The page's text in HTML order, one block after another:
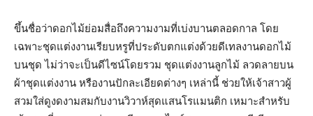
ขึ้นชื่อว่าดอกไม้ย่อมสื่อถึงความงามที่เบ่งบานตลอดกาล โดย
เฉพาะชุดแต่งงานเรียบหรูที่ประดับตกแต่งด้วยดีเทลงานดอกไม้
บนชุด ไม่ว่าจะเป็นดีไซน์โดยรวม ชุดแต่งงานลูกไม้ ลวดลายบน
ผ้าชุดแต่งงาน หรืองานปักละเอียดต่างๆ เหล่านี้ ช่วยให้เจ้าสาวผู้
สวมใส่ดูงดงามสมกับงานวิวาห์สุดแสนโรแมนติก เหมาะสำหรับ